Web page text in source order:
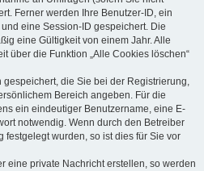
Ferner werden Ihre Benutzer-ID, ein
eine Session-ID gespeichert. Die
eine Gültigkeit von einem Jahr. Alle
über die Funktion „Alle Cookies löschen“
die Sie bei der Registrierung,
Bereich angeben. Für die
ein eindeutiger Benutzername, eine E-
notwendig. Wenn durch den Betreiber
festgelegt wurden, so ist dies für Sie vor
eine private Nachricht erstellen, so werden